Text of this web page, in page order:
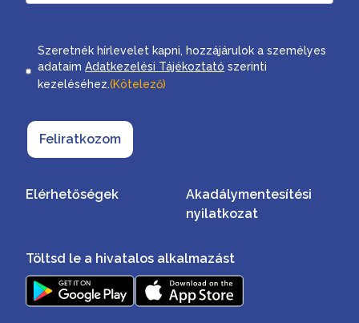
Consent
Szeretnék hírlevelet kapni, hozzájárulok a személyes
adataimAdatkezelési Tájékoztató szerinti
kezeléséhez.(Kötelező)
Feliratkozom
Elérhetőségek
Akadálymentesítési
nyilatkozat
Töltsd le a hivatalos alkalmazást